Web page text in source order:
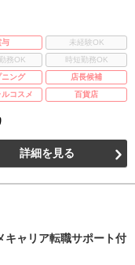
与
未経験OK
務OK
時短勤務OK
ニング
店長候補
コスメ 百貨店
詳細を見る
キャリア転職サポート付